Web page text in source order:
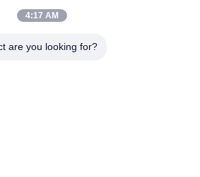
van het luxezandsteen van de
4:17 AM
are you looking for?